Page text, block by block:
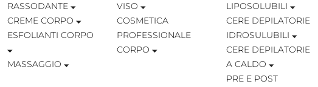
RASSODANTE
CREME CORPO
ESFOLIANTI CORPO
MASSAGGIO
VISO
COSMETICA
PROFESSIONALE
CORPO
LIPOSOLUBILI
CERE DEPILATORIE
IDROSULUBILI
CERE DEPILATORIE
A CALDO
PRE E POST